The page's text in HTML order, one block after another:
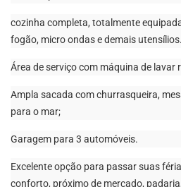
cozinha completa, totalmente
fogão, micro ondas e demais utensílios.
Área de serviço com máquina de lavar
Ampla sacada com churrasqueira,
para o mar;
Garagem para 3 automóveis.
Excelente opção para passar suas
conforto, próximo de mercado,